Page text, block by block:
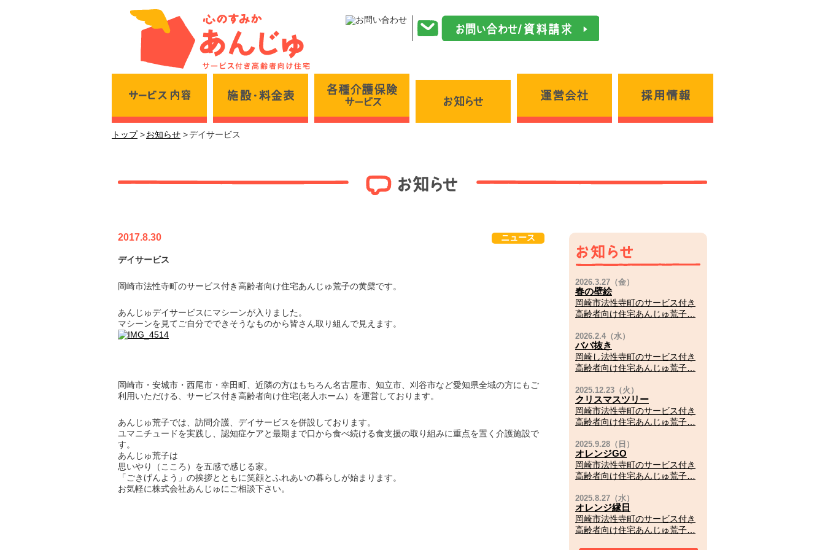
サービス内容 施設・料金表
トップ お知らせ デイサービス
デイサービス
岡崎市法性寺町のサービス付き高齢者向け住宅あんじゅ荒子の黄檗です。
あんじゅデイサービスにマシーンが入りました。
マシーンを見てご自分でできそうなものから皆さん取り組んで見えます。
岡崎市・安城市・西尾市・幸田町、近隣の方はもちろん名古屋市、知立市、刈谷市など愛知県全域の方にもご
利用いただける、サービス付き高齢者向け住宅(老人ホーム）を運営しております。
あんじゅ荒子では、訪問介護、デイサービスを併設しております。
ユマニチュードを実践し、認知症ケアと最期まで口から食べ続ける食支援の取り組みに重点を置く介護施設で
す。
あんじゅ荒子は
思いやり（こころ）を五感で感じる家。
「ごきげんよう」の挨拶とともに笑顔とふれあいの暮らしが始まります。
お気軽に株式会社あんじゅにご相談下さい。
春の壁絵
岡崎市法性寺町のサービス付き
高齢者向け住宅あんじゅ荒子…
ババ抜き
岡崎し法性寺町のサービス付き
高齢者向け住宅あんじゅ荒子…
クリスマスツリー
岡崎市法性寺町のサービス付き
高齢者向け住宅あんじゅ荒子…
オレンジGO
岡崎市法性寺町のサービス付き
高齢者向け住宅あんじゅ荒子…
オレンジ縁日
岡崎市法性寺町のサービス付き
高齢者向け住宅あんじゅ荒子…